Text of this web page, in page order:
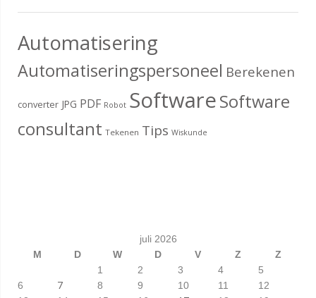
Automatisering
Automatiseringspersoneel Berekenen
converter JPG PDF Robot SoftwareSoftware
consultant Tekenen Tips Wiskunde
juli 2026
M
D W D V Z
Z
1
2 3 4
5
6
7 8 9 10 11
12